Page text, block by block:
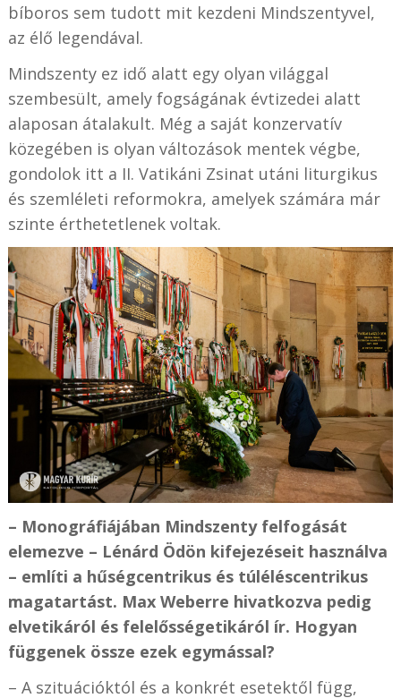
bíboros sem tudott mit kezdeni Mindszentyvel,
az élő legendával.
Mindszenty ez idő alatt egy olyan világgal
szembesült, amely fogságának évtizedei alatt
alaposan átalakult. Még a saját konzervatív
közegében is olyan változások mentek végbe,
gondolok itt a II. Vatikáni Zsinat utáni liturgikus
és szemléleti reformokra, amelyek számára már
szinte érthetetlenek voltak.
– Monográfiájában Mindszenty felfogását
elemezve – Lénárd Ödön kifejezéseit használva
– említi a hűségcentrikus és túléléscentrikus
magatartást. Max Weberre hivatkozva pedig
elvetikáról és felelősségetikáról ír. Hogyan
függenek össze ezek egymással?
– A szituációktól és a konkrét esetektől függ,